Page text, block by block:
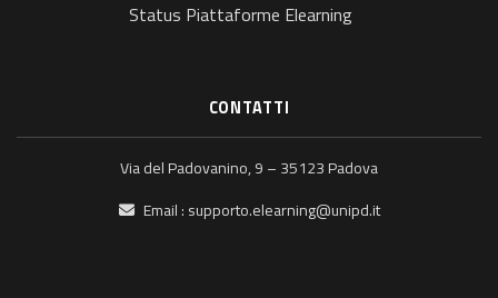
Status Piattaforme Elearning
CONTATTI
Via del Padovanino, 9 – 35123 Padova
Email : supporto.elearning@unipd.it